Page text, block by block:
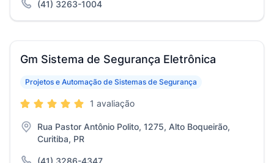
(41) 3263-1004
Gm Sistema de Segurança Eletrônica
Projetos e Automação de Sistemas de Segurança
1 avaliação
Rua Pastor Antônio Polito, 1275, Alto Boqueirão,
Curitiba, PR
(41) 3286-4347